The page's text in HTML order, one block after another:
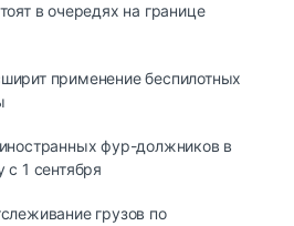
в очередях на границе
применение беспилотных
фур-должников в
с 1 сентября
грузов по